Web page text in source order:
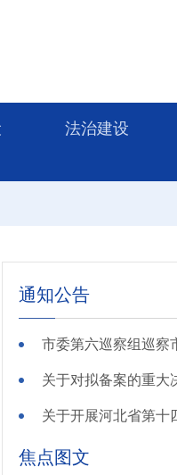
法治建设
通知公告
焦点图文